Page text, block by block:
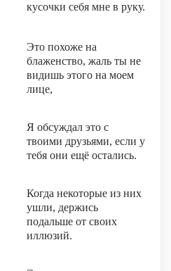
кусочки себя мне в руку.
Это похоже на
блаженство, жаль ты не
видишь этого на моем
лице,
Я обсуждал это с
твоими друзьями, если у
тебя они ещё остались.
Когда некоторые из них
ушли, держись
подальше от своих
иллюзий.